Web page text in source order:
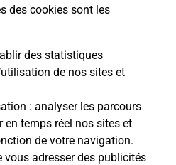
des cookies sont les
des statistiques
de nos sites et
: analyser les parcours
en temps réel nos sites et
de votre navigation.
vous adresser des publicités
Poste
courrierlundià 09h00
onglet